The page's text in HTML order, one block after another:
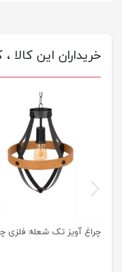
خریداران این کالا
چراغ آویز تک شعله فلزی
previus